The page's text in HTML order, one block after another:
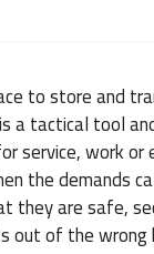
to store and
a tactical tool
service, work or
the demands
they are safe,
out of the wrong